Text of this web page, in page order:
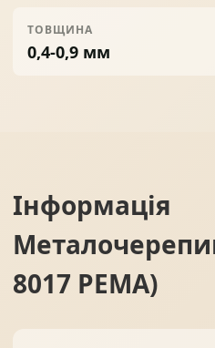
ТОВЩИНА
0,4-0,9 мм
Інформація
8017 PEMA)